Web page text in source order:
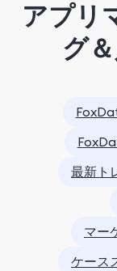
アプリ
グ
最新ト
マー
ケース